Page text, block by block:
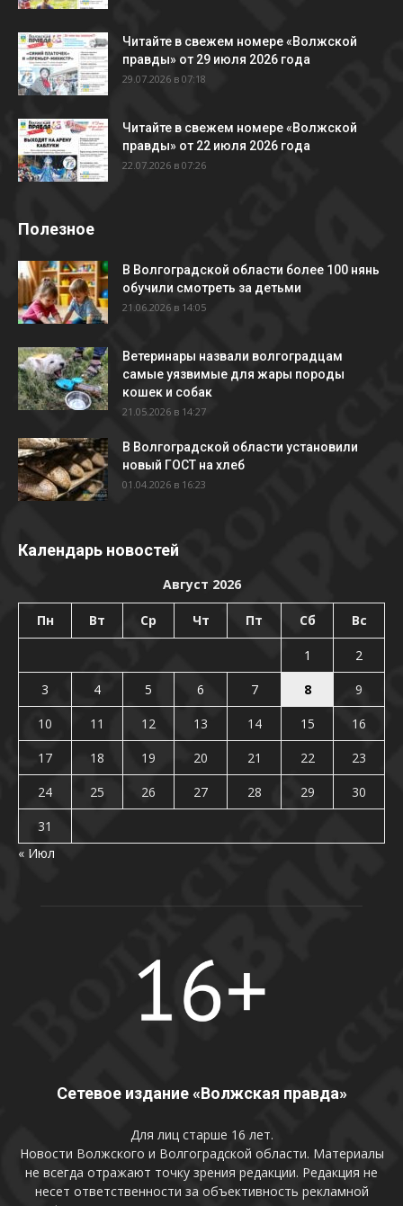
Читайте в свежем номере «Волжской
правды» от 29 июля 2026 года
29.07.2026 в 07:18
Читайте в свежем номере «Волжской
правды» от 22 июля 2026 года
22.07.2026 в 07:26
Полезное
В Волгоградской области более 100 нянь
обучили смотреть за детьми
21.06.2026 в 14:05
Ветеринары назвали волгоградцам
самые уязвимые для жары породы
кошек и собак
21.05.2026 в 14:27
В Волгоградской области установили
новый ГОСТ на хлеб
01.04.2026 в 16:23
Календарь новостей
Август 2026
Пн Вт Ср Чт Пт Сб Вс
1
2
3
4 5 6 7 8
9
10
11 12 13 14 15
16
17
18 19 20 21 22
23
24
25 26 27 28 29
30
31
« Июл
Сетевое издание «Волжская правда»
Для лиц старше 16 лет.
Новости Волжского и Волгоградской области. Материалы
не всегда отражают точку зрения редакции. Редакция не
несет ответственности за объективность рекламной